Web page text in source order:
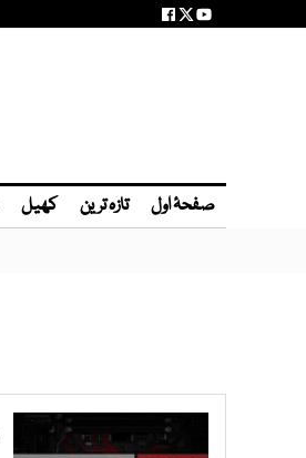
صفحۂ اول تازہ ترین کھیل